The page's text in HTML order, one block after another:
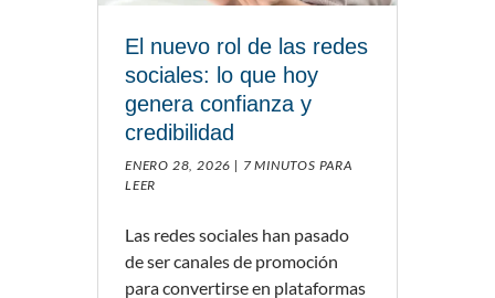
El nuevo rol de las redes
sociales: lo que hoy
genera confianza y
credibilidad
ENERO 28, 2026 | 7 MINUTOS PARA
LEER
Las redes sociales han pasado
de ser canales de promoción
para convertirse en plataformas